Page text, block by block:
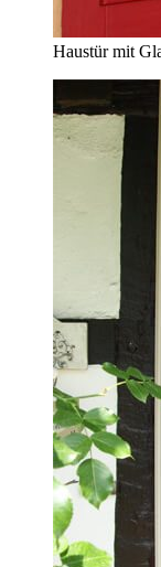
Haustür mit